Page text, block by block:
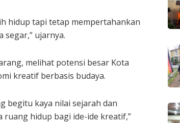
hidup tapi tetap mempertahankan
segar,” ujarnya.
melihat potensi besar Kota
kreatif berbasis budaya.
begitu kaya nilai sejarah dan
ruang hidup bagi ide-ide kreatif,”